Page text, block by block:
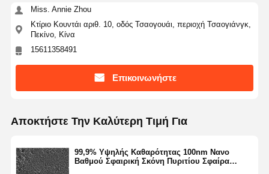
Νανοσφαίρες πυριτίου
Silica Microspheres Cosmetics
Τετηγμένη σκόνη πυριτίου
σφαιρική σκόνη αλουμινίου
Miss. Annie Zhou
Κτίριο Κουντάι αριθ. 10, οδός Τσαογουάι, περιοχή Τσαογιάνγκ,
Πεκίνο, Κίνα
15611358491
Επικοινωνήστε
Αποκτήστε Την Καλύτερη Τιμή Για
99,9% Υψηλής Καθαρότητας 100nm Νανο
Βαθμού Σφαιρική Σκόνη Πυριτίου Σφαίρα